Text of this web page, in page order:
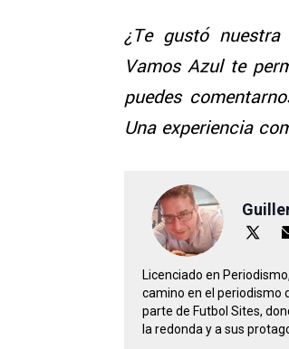
¿Te gustó
Vamos Azul te
puedes
Una experiencia
Licenciado en
camino en el periodismo
parte de Futbol Sites,
la redonda y a sus